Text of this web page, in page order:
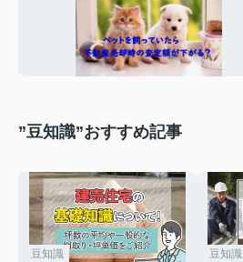
”豆知識”おすすめ記事
豆知識 豆知識